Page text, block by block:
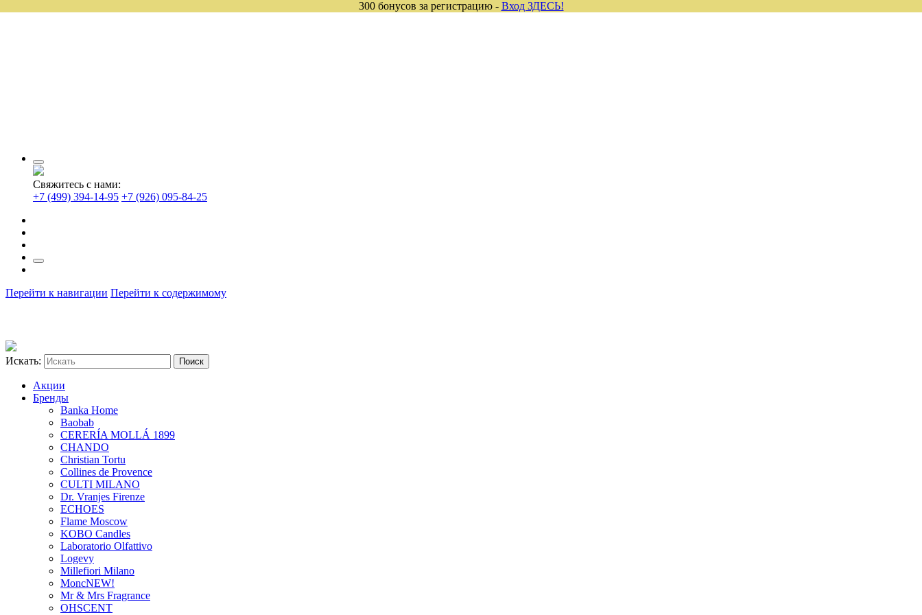
Свяжитесь с нами:
+7 (499) 394-14-95 +7 (926) 095-84-25
Перейти к навигации Перейти к содержимому
Искать:
Акции
Бренды
Banka Home
Baobab
CERERÍA MOLLÁ 1899
CHANDO
Christian Tortu
Collines de Provence
CULTI MILANO
Dr. Vranjes Firenze
ECHOES
Flame Moscow
KOBO Candles
Laboratorio Olfattivo
Logevy
Millefiori Milano
MoncNEW!
Mr & Mrs Fragrance
OHSCENT
300 бонусов за регистрацию - Вход ЗДЕСЬ!